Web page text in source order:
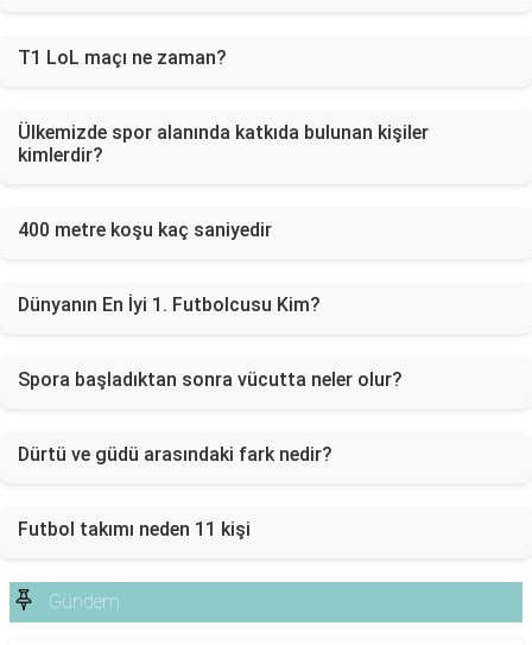
T1 LoL maçı ne zaman?
Ülkemizde spor alanında katkıda bulunan kişiler
kimlerdir?
400 metre koşu kaç saniyedir
Dünyanın En İyi 1. Futbolcusu Kim?
Spora başladıktan sonra vücutta neler olur?
Dürtü ve güdü arasındaki fark nedir?
Futbol takımı neden 11 kişi
Gündem